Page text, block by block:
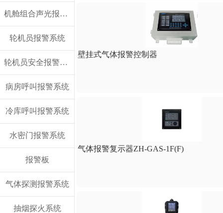
机舱组合声光报警板
轮机员报警系统
轮机员安全报警系统
病房呼叫报警系统
冷库呼叫报警系统
水密门报警系统
报警板
气体探测报警系统
抽烟探火系统
壁挂式气体报警控制器
气体报警复示器ZH-GAS-1F(F)